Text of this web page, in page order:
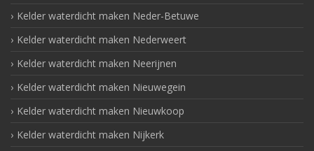
Kelder waterdicht maken Neder-Betuwe
Kelder waterdicht maken Nederweert
Kelder waterdicht maken Neerijnen
Kelder waterdicht maken Nieuwegein
Kelder waterdicht maken Nieuwkoop
Kelder waterdicht maken Nijkerk